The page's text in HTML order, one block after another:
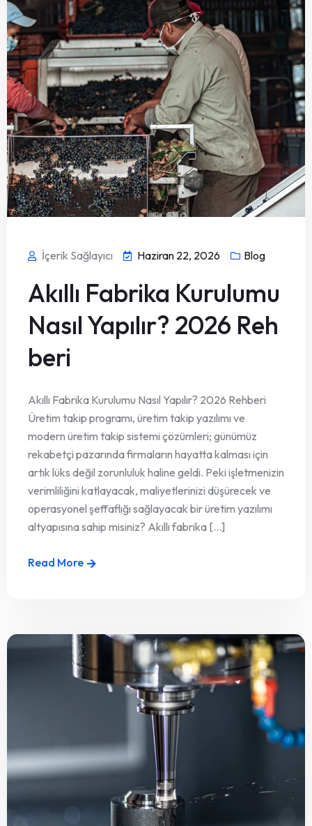
İçerik Sağlayıcı Haziran 22, 2026 Blog
Akıllı Fabrika Kurulumu
Nasıl Yapılır? 2026 Reh
beri
Akıllı Fabrika Kurulumu Nasıl Yapılır? 2026 Rehberi
Üretim takip programı, üretim takip yazılımı ve
modern üretim takip sistemi çözümleri; günümüz
rekabetçi pazarında firmaların hayatta kalması için
artık lüks değil zorunluluk haline geldi. Peki işletmenizin
verimliliğini katlayacak, maliyetlerinizi düşürecek ve
operasyonel şeffaflığı sağlayacak bir üretim yazılımı
altyapısına sahip misiniz? Akıllı fabrika [...]
Read More